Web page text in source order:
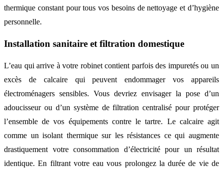
thermique constant pour tous vos besoins de nettoyage et d’hygiène
personnelle.
Installation sanitaire et filtration domestique
L’eau qui arrive à votre robinet contient parfois des impuretés ou un
excès de calcaire qui peuvent endommager vos appareils
électroménagers sensibles. Vous devriez envisager la pose d’un
adoucisseur ou d’un système de filtration centralisé pour protéger
l’ensemble de vos équipements contre le tartre. Le calcaire agit
comme un isolant thermique sur les résistances ce qui augmente
drastiquement votre consommation d’électricité pour un résultat
identique. En filtrant votre eau vous prolongez la durée de vie de